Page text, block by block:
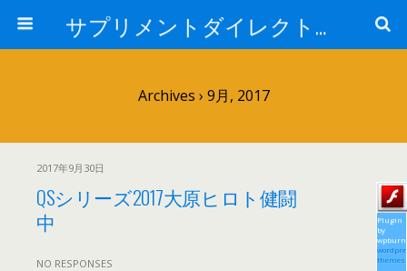
サプリメントダイレクトブログ
Archives › 9月, 2017
2017年9月30日
QSシリーズ2017大原ヒロト健闘
中
NO RESPONSES
Plugin
by
themes